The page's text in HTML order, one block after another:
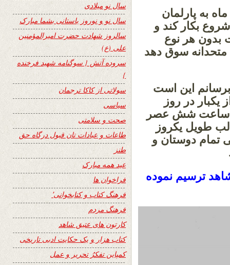
به پارلمان
بکار کند و
بدون هر نوع
سوق دهد
این است
در روز
ساعت شش عصر
طویل یکروز
تمام دوستان و
ترسیم نموده
سال نو میلادی
سال نو و نوروز باستانی بشما مبارک
سالروز شهادت حضرت امیرالمؤمنین
علی (ع)
سروده آتش { سوگنامه شهید فرخنده
}
سولاتی از کاکا ترجمان
سیاسی
صحت و سلامتی
طاعات و عبادات تان قبول درگاه حق
طنز
عید همه مبارک
فراخوان ها
فرهنگ کتاب و کتابخوانی٬
فرهنگ مردم
کارتون های عتیق شاهد
کتاب هزار و یک حکایت ادبی تاریخی
کمپاین تفکرُ تحریر و عمل